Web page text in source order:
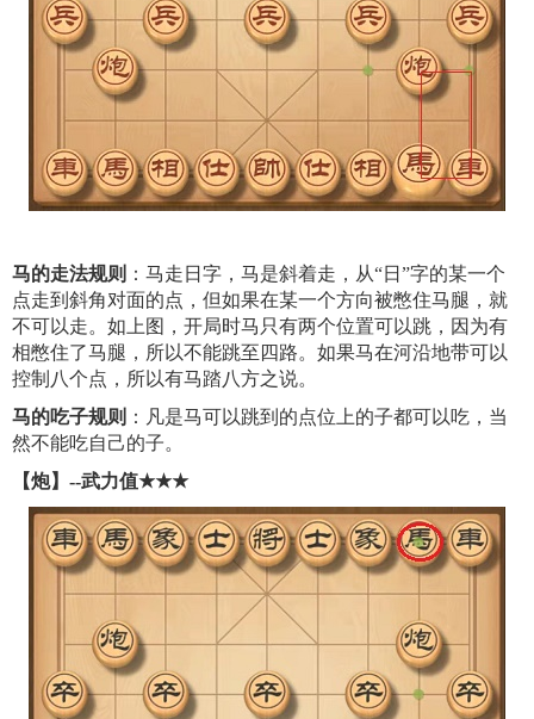
马的走法规则 ：马走日字，马是斜着走，从“日”字的某一个
点走到斜角对面的点，但如果在某一个方向被憋住马腿，就
不可以走。如上图，开局时马只有两个位置可以跳，因为有
相憋住了马腿，所以不能跳至四路。如果马在河沿地带可以
控制八个点，所以有马踏八方之说。
马的吃子规则 ：凡是马可以跳到的点位上的子都可以吃，当
然不能吃自己的子。
【炮】--武力值★★★